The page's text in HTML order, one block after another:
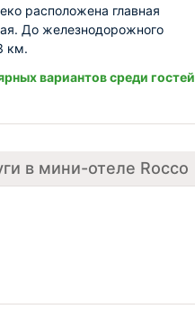
расположена главная
До железнодорожного
км.
вариантов среди гостей
в мини-отеле Rocco